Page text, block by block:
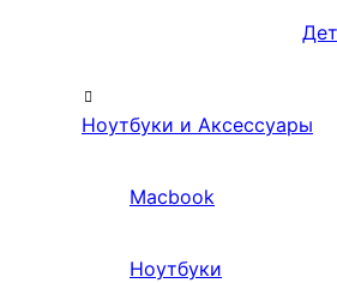
Ноутбуки и Аксессуары
Macbook
Ноутбуки